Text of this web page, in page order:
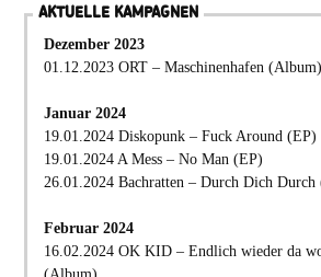
AKTUELLE KAMPAGNEN
Dezember 2023
01.12.2023 ORT – Maschinenhafen (Album)
Januar 2024
19.01.2024 Diskopunk – Fuck Around (EP)
19.01.2024 A Mess – No Man (EP)
26.01.2024 Bachratten – Durch Dich
Februar 2024
16.02.2024 OK KID – Endlich wieder da